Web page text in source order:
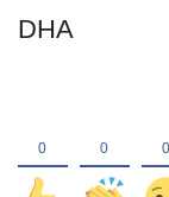
DHA